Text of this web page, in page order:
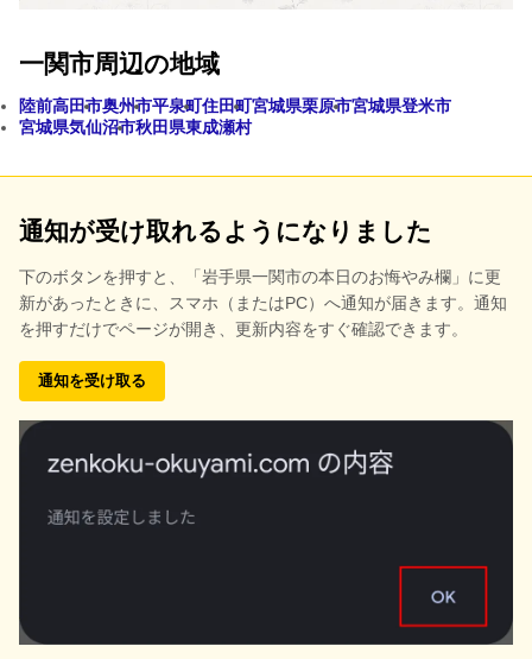
一関市周辺の地域
陸前高田市奥州市平泉町住田町宮城県栗原市宮城県登米市
宮城県気仙沼市秋田県東成瀬村
通知が受け取れるようになりました
下のボタンを押すと、
「岩手県一関市の本日のお悔やみ欄」に更
新があったときに、スマホ（またはPC）へ通知が届きます。通知
を押すだけでページが開き、更新内容をすぐ確認できます。
通知を受け取る